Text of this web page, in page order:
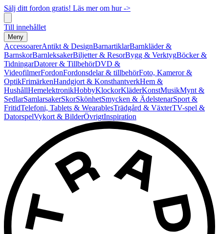
Sälj ditt fordon gratis! Läs mer om hur ->
Till innehållet
Meny
AccessoarerAntikt & DesignBarnartiklarBarnkläder &
BarnskorBarnleksakerBiljetter & ResorBygg & VerktygBöcker &
TidningarDatorer & TillbehörDVD &
VideofilmerFordonFordonsdelar & tillbehörFoto, Kameror &
OptikFrimärkenHandgjort & KonsthantverkHem &
HushållHemelektronikHobbyKlockorKläderKonstMusikMynt &
SedlarSamlarsakerSkorSkönhetSmycken & ÄdelstenarSport &
FritidTelefoni, Tablets & WearablesTrädgård & VäxterTV-spel &
DatorspelVykort & BilderÖvrigtInspiration